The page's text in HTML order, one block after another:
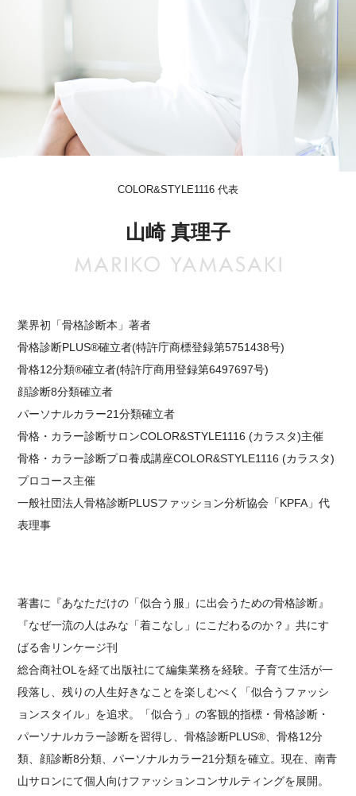
COLOR&STYLE1116 代表
山崎 真理子
業界初「骨格診断本」著者
骨格診断PLUS®確立者(特許庁商標登録第5751438号)
骨格12分類®確立者(特許庁商用登録第6497697号)
顔診断8分類確立者
パーソナルカラー21分類確立者
骨格・カラー診断サロンCOLOR&STYLE1116 (カラスタ)主催
骨格・カラー診断プロ養成講座COLOR&STYLE1116 (カラスタ)
プロコース主催
一般社団法人骨格診断PLUSファッション分析協会「KPFA」代
表理事
著書に『あなただけの「似合う服」に出会うための骨格診断』
『なぜ一流の人はみな「着こなし」にこだわるのか？』共にす
ばる舎リンケージ刊
総合商社OLを経て出版社にて編集業務を経験。子育て生活が一
段落し、残りの人生好きなことを楽しむべく「似合うファッシ
ョンスタイル」を追求。「似合う」の客観的指標・骨格診断・
パーソナルカラー診断を習得し、骨格診断PLUS®、骨格12分
類、顔診断8分類、パーソナルカラー21分類を確立。現在、南⻘
山サロンにて個人向けファッションコンサルティングを展開。